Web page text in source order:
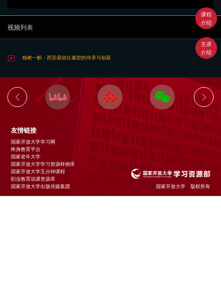
课程
介绍
主讲
介绍
视频列表
独树一帜：西安易俗社秦腔的传承与创新
友情链接
国家开放大学学习网
终身教育平台
国家老年大学
国家开放大学学习资源样例库
国家开放大学五分钟课程
职业教育说课资源库
国家开放大学出版传媒集团
国家开放大学 版权所有